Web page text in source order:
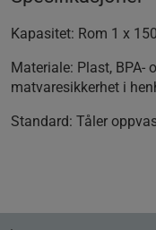
Kapasitet: Rom 1 x
Materiale: Plast, BPA-
matvaresikkerhet i
Standard: Tåler